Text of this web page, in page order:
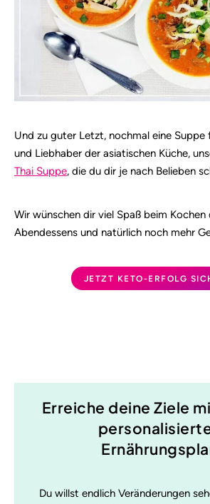
Und zu guter Letzt, nochmal eine Suppe
und Liebhaber der asiatischen Küche,
Thai Suppe, die du dir je nach Belieben
Wir wünschen dir viel Spaß beim Kochen
Abendessens und natürlich noch mehr
JETZT KETO-ERFOLG
Erreiche deine Ziele
Du willst endlich Veränderungen